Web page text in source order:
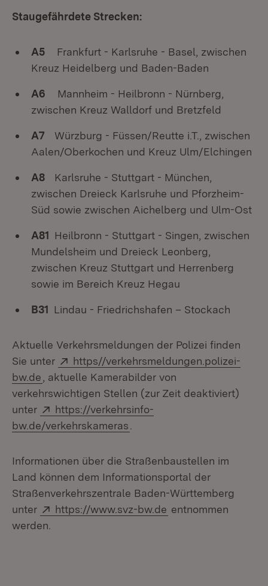
Staugefährdete Strecken:
A5 Frankfurt - Karlsruhe - Basel, zwischen
Kreuz Heidelberg und Baden-Baden
A6 Mannheim - Heilbronn - Nürnberg,
zwischen Kreuz Walldorf und Bretzfeld
A7 Würzburg - Füssen/Reutte i.T., zwischen
Aalen/Oberkochen und Kreuz Ulm/Elchingen
A8 Karlsruhe - Stuttgart - München,
zwischen Dreieck Karlsruhe und Pforzheim-
Süd sowie zwischen Aichelberg und Ulm-Ost
A81 Heilbronn - Stuttgart - Singen, zwischen
Mundelsheim und Dreieck Leonberg,
zwischen Kreuz Stuttgart und Herrenberg
sowie im Bereich Kreuz Hegau
B31 Lindau - Friedrichshafen – Stockach
Aktuelle Verkehrsmeldungen der Polizei finden
Sie unter
Extern:
https//verkehrsmeldungen.polizei-
bw.de (Öffnet in neuem Fenster)
, aktuelle Kamerabilder von
verkehrswichtigen Stellen (zur Zeit deaktiviert)
unter
Extern:
https://verkehrsinfo-
bw.de/verkehrskameras
Informationen über die Straßenbaustellen im
Land können dem Informationsportal der
Straßenverkehrszentrale Baden-Württemberg
unter
Extern:
https://www.svz-bw.de (Öffnet in neuem
entnommen
werden.